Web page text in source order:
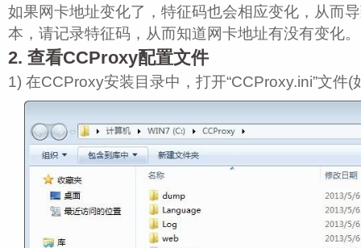
如果网卡地址变化了，特征码也会相应变化，从而
本，请记录特征码，从而知道网卡地址有没有变化。
2. 查看CCProxy配置文件
1) 在CCProxy安装目录中，打开“CCProxy.ini”文件(